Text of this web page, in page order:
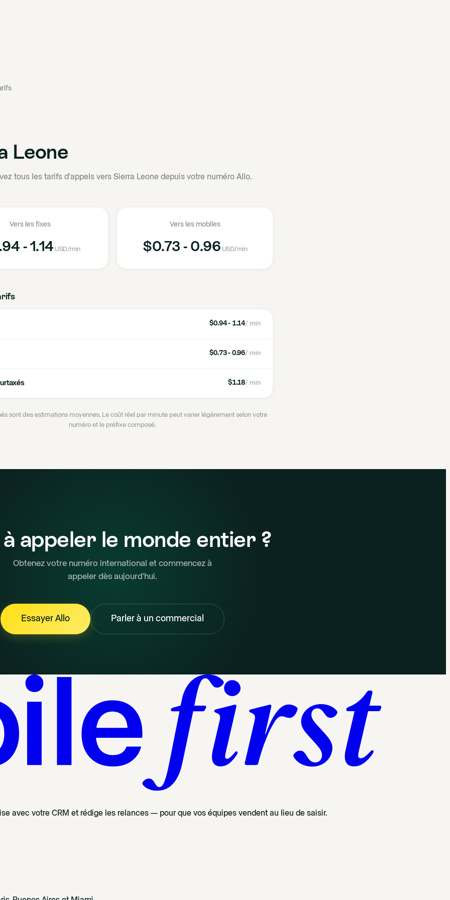
Leone
tous les tarifs d'appels vers Sierra Leone depuis votre numéro Allo.
Vers les fixes
- 1.14 USD/min
Vers les mobiles
$0.73 - 0.96 USD/min
$0.94 - 1.14/ min
$0.73 - 0.96/ min
$1.18/ min
sont des estimations moyennes. Le coût réel par minute peut varier légèrement selon votre
numéro et le préfixe composé.
appeler le monde entier ?
Obtenez votre numéro international et commencez à
appeler dès aujourd'hui.
Essayer Allo Parler à un commercial
avec votre CRM et rédige les relances — pour que vos équipes vendent au lieu de saisir.